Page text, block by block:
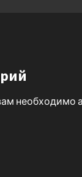
необходимо